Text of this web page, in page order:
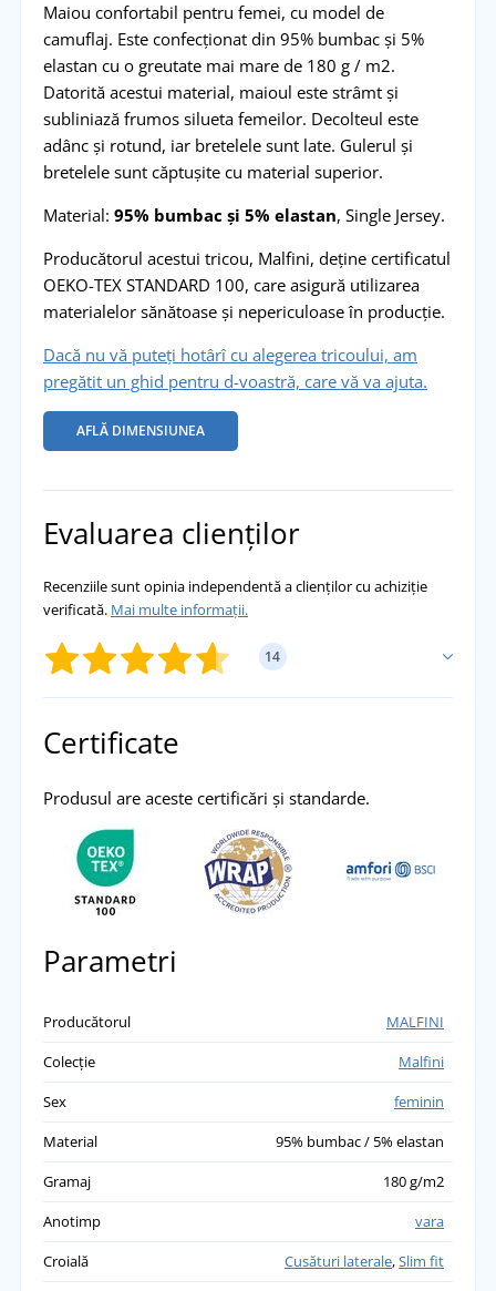
Maiou confortabil pentru femei, cu model de
camuflaj. Este confecționat din 95% bumbac și 5%
elastan cu o greutate mai mare de 180 g / m2.
Datorită acestui material, maioul este strâmt și
subliniază frumos silueta femeilor. Decolteul este
adânc și rotund, iar bretelele sunt late. Gulerul și
bretelele sunt căptușite cu material superior.
Material: 95% bumbac și 5% elastan, Single Jersey.
Producătorul acestui tricou, Malfini, deține certificatul
OEKO-TEX STANDARD 100, care asigură utilizarea
materialelor sănătoase și nepericuloase în producție.
Dacă nu vă puteți hotârî cu alegerea tricoului, am
pregătit un ghid pentru d-voastră, care vă va ajuta.
AFLĂ DIMENSIUNEA
Evaluarea clienților
Recenziile sunt opinia independentă a clienților cu achiziție
verificată. Mai multe informații.
14
Marina
maiou camo pe gustul meu, 100% satisfăcut!
přidáno 02.06.2023
Certificate
Produsul are aceste certificări și standarde.
Parametri
Producătorul
MALFINI
Colecție
Malfini
Sex
feminin
Material
95% bumbac / 5% elastan
Gramaj
180 g/m2
Anotimp
vara
Croială
Cusături laterale,Slim fit